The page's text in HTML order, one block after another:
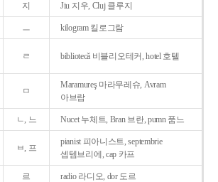
지 Jiu 지우, Cluj 클루지
ㅡ kilogram 킬로그람
ㄹ bibliotecǎ 비블리오테커, hotel 호텔
ㅁ
Maramureş 마라무레슈, Avram
아브람
ㄴ, 느 Nucet 누체트, Bran 브란, pumn 품느
ㅂ, 프
pianist 피아니스트, septembrie
셉템브리에, cap 카프
르 radio 라디오, dor 도르